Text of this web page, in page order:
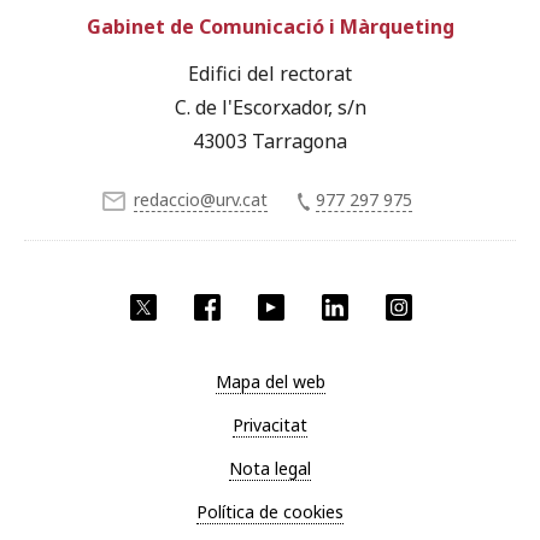
Facebook YouTube LinkedIn
Gabinet de Comunicació i Màrqueting
Edifici del rectorat
C. de l'Escorxador, s/n
43003 Tarragona
redaccio@urv.cat 977 297 975
Mapa del web
Privacitat
Nota legal
Política de cookies